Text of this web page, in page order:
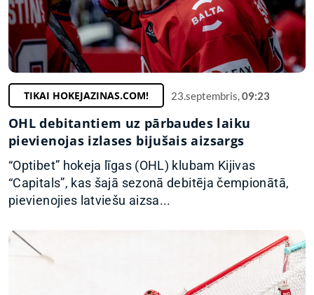
TIKAI HOKEJAZINAS.COM! 23.septembris,09:23
OHL debitantiem uz pārbaudes laiku
pievienojas izlases bijušais aizsargs
“Optibet” hokeja līgas (OHL) klubam Kijivas
“Capitals”, kas šajā sezonā debitēja čempionātā,
pievienojies latviešu aizsa...